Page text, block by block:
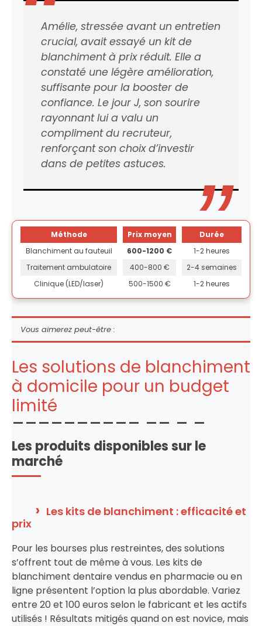
Amélie, stressée avant un entretien
crucial, avait essayé un kit de
blanchiment à prix réduit. Elle a
constaté une légère amélioration,
suffisante pour la booster de
confiance. Le jour J, son sourire
rayonnant lui a valu un
compliment du recruteur,
renforçant son choix d’investir
dans de petites astuces.
Méthode Prix moyen
Durée
Blanchiment au fauteuil
600-1200 €
1-2 heures
Traitement ambulatoire
400-800 €
2-4 semaines
Clinique (LED/laser)
500-1500 € 1-2 heures
Vous aimerez peut-être :
Les solutions de blanchiment
à domicile pour un budget
limité
Les produits disponibles sur le
marché
Les kits de blanchiment : efficacité et
prix
Pour les bourses plus restreintes, des solutions
s’offrent tout de même à vous. Les kits de
blanchiment dentaire vendus en pharmacie ou en
ligne présentent l’option la plus abordable. Variez
entre 20 et 100 euros selon le fabricant et les actifs
utilisés ! Résultats mitigés quand on est novice, mais